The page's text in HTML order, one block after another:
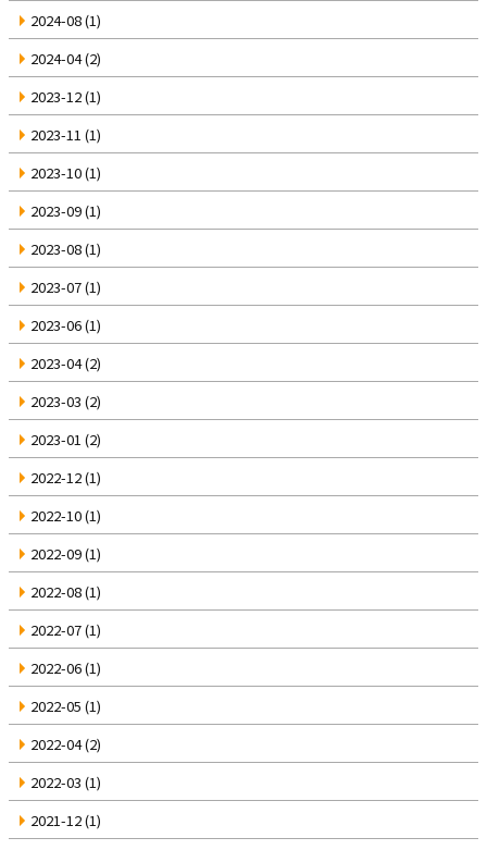
2024-08(1)
2024-04(2)
2023-12(1)
2023-11 (1)
2023-10(1)
2023-09(1)
2023-08(1)
2023-07(1)
2023-06(1)
2023-04(2)
2023-03 (2)
2023-01 (2)
2022-12(1)
2022-10(1)
2022-09(1)
2022-08(1)
2022-07(1)
2022-06(1)
2022-05 (1)
2022-04(2)
2022-03 (1)
2021-12(1)